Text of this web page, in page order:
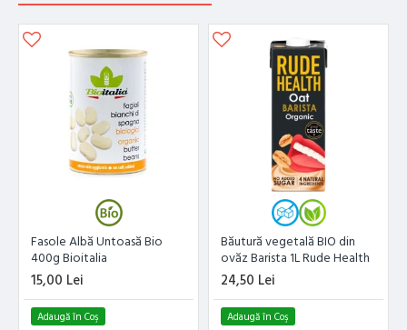
Fasole Albă Untoasă Bio
400g Bioitalia
15,00 Lei
Adaugă în Coş
Băutură vegetală BIO din
ovăz Barista 1L Rude Health
24,50 Lei
Adaugă în Coş